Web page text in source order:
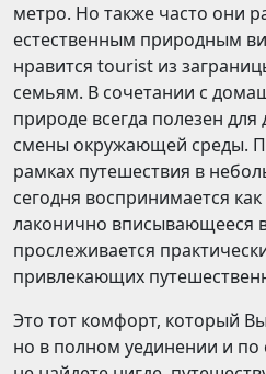
метро. Но также часто они
естественным природным
нравится tourist из
семьям. В сочетании с
природе всегда полезен для
смены окружающей среды.
рамках путешествия в
сегодня воспринимается
лаконично вписывающееся
прослеживается
привлекающих
Это тот комфорт, который
но в полном уединении и